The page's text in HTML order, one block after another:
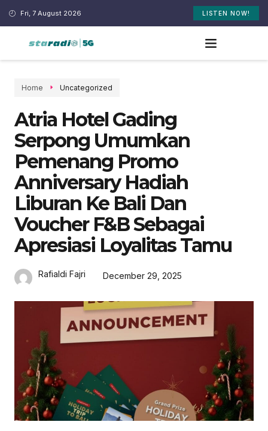
Fri, 7 August 2026 LISTEN NOW!
Home Uncategorized
Atria Hotel Gading
Serpong Umumkan
Pemenang Promo
Anniversary Hadiah
Liburan Ke Bali Dan
Voucher F&B Sebagai
Apresiasi Loyalitas Tamu
Rafialdi Fajri December 29, 2025